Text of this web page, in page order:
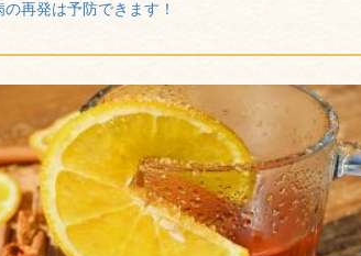
の再発は予防できます！